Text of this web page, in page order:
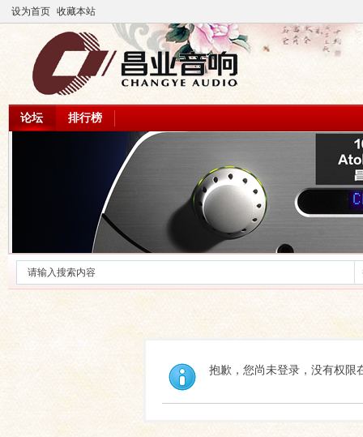
设为首页 收藏本站
论坛 排行榜
抱歉，您尚未登录，没有权限